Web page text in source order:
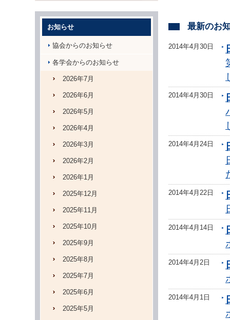
最新のお
2014年4月30日
2014年4月30日
2014年4月24日
2014年4月22日
2014年4月14日
2014年4月2日
2014年4月1日
お知らせ
協会からのお知らせ
各学会からのお知らせ
2026年7月
2026年6月
2026年5月
2026年4月
2026年3月
2026年2月
2026年1月
2025年12月
2025年11月
2025年10月
2025年9月
2025年8月
2025年7月
2025年6月
2025年5月